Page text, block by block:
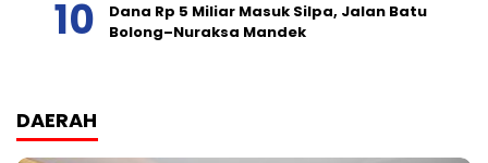
Dana Rp 5 Miliar Masuk Silpa, Jalan Batu
Bolong–Nuraksa Mandek
DAERAH